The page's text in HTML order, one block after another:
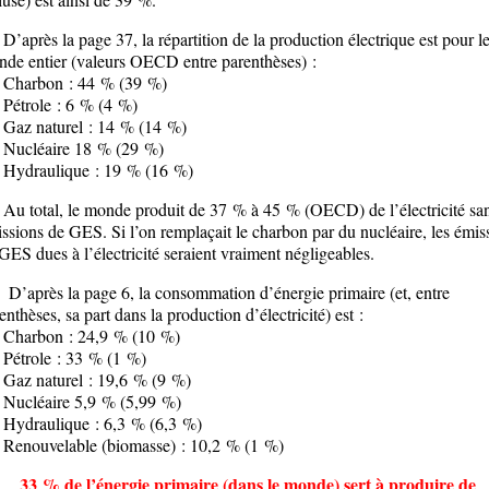
la page 37, la répartition de la production électrique est pour le
entier (valeurs OECD entre parenthèses) :
: 44 % (39 %)
: 6 % (4 %)
naturel : 14 % (14 %)
18 % (29 %)
: 19 % (16 %)
total, le monde produit de 37 % à 45 % (OECD) de l’électricité
de GES. Si l’on remplaçait le charbon par du nucléaire, les
dues à l’électricité seraient vraiment négligeables.
la page 6, la consommation d’énergie primaire (et, entre
sa part dans la production d’électricité) est :
: 24,9 % (10 %)
: 33 % (1 %)
naturel : 19,6 % (9 %)
5,9 % (5,99 %)
: 6,3 % (6,3 %)
(biomasse) : 10,2 % (1 %)